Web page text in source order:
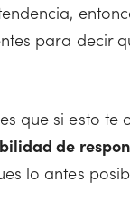
para decir
que si esto te
de
lo antes